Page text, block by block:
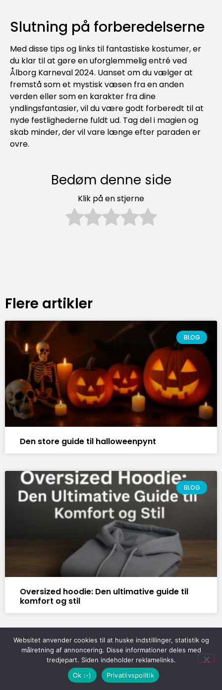
Slutning på forberedelserne
Med disse tips og links til fantastiske kostumer, er
du klar til at gøre en uforglemmelig entré ved
Ålborg Karneval 2024. Uanset om du vælger at
fremstå som et mystisk væsen fra en anden
verden eller som en karakter fra dine
yndlingsfantasier, vil du være godt forberedt til at
nyde festlighederne fuldt ud. Tag del i magien og
skab minder, der vil vare længe efter paraden er
ovre.
Bedøm denne side
Klik på en stjerne
Flere artikler
BLOG
Den store guide til halloweenpynt
BLOG
Oversized hoodie: Den ultimative guide til
komfort og stil
BLOG
Websitet anvender cookies til at huske indstillinger, statistik og
målretning af annoncering. Disse informationer deles med
tredjepart. Siden indeholder reklamelinks.
Ok :-)
Privatlivspolitik